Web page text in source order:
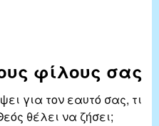
φίλους σας
για τον εαυτό σας, τι
θέλει να ζήσει;